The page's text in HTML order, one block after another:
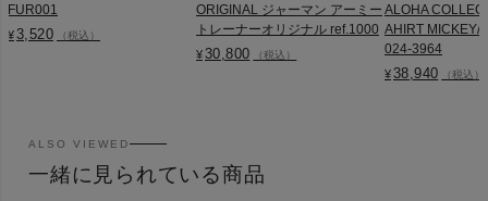
FUR001
¥ 3,520 （税込）
ORIGINAL ジャーマン アーミー
トレーナーオリジナル ref.1000
¥ 30,800 （税込）
ALOHA
AHIRT MICKEY/
024-3964
¥ 38,940 （税込）
ALSO VIEWED
一緒に見られている商品